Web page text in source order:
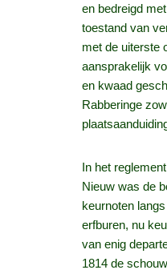
en bedreigd
toestand van
met de uiterste
aansprakelijk
en kwaad
Rabberinge
In het
Nieuw was de
keurnoten
erfburen, nu
van enig
1814 de